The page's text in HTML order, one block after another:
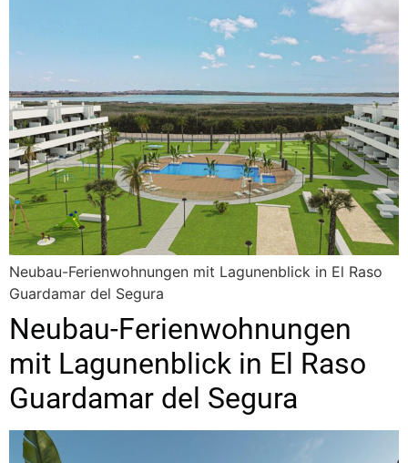
Neubau-Ferienwohnungen mit Lagunenblick in El Raso
Guardamar del Segura
Neubau-Ferienwohnungen
mit Lagunenblick in El Raso
Guardamar del Segura